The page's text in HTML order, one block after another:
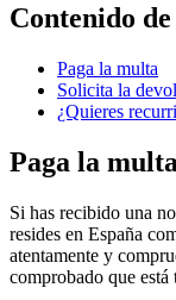
Contenido
Paga la multa
Solicita la
¿Quieres
Paga la multa
Si has recibido una
resides en España
atentamente y
comprobado que está